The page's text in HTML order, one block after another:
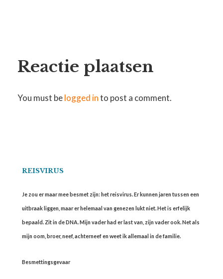
Reactie plaatsen
You must belogged into post a comment.
REISVIRUS
Je zou er maar mee besmet zijn: het reisvirus. Er kunnen jaren tussen een
uitbraak liggen, maar er helemaal van genezen lukt niet. Het is erfelijk
bepaald. Zit in de DNA. Mijn vader had er last van, zijn vader ook. Net als
mijn oom, broer, neef, achterneef en weet ik allemaal in de familie.
Besmettingsgevaar